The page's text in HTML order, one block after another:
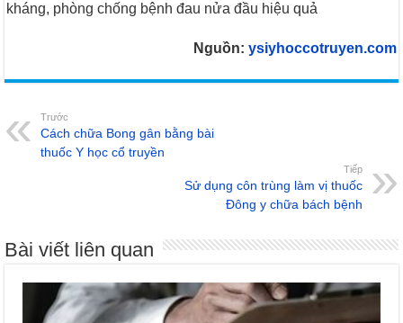
kháng, phòng chống bệnh đau nửa đầu hiệu quả
Nguồn: ysiyhoccotruyen.com
Trước
Cách chữa Bong gân bằng bài
thuốc Y học cổ truyền
Tiếp
Sử dụng côn trùng làm vị thuốc
Đông y chữa bách bệnh
Bài viết liên quan